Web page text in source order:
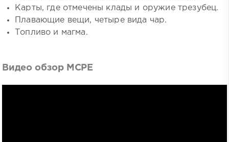
Карты, где отмечены клады и оружие трезубец.
Плавающие вещи, четыре вида чар.
Топливо и магма.
Видео обзор MCPE